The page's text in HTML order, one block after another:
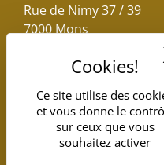
Ce site utilise des
et vous donne le
sur ceux que vous
souhaitez activer
Rue de Nimy 37 / 39
7000 Mons
Tel: +32(0)65.398.880